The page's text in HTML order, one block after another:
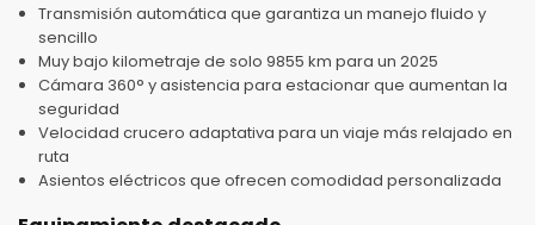
Transmisión automática que garantiza un manejo fluido y
sencillo
Muy bajo kilometraje de solo 9855 km para un 2025
Cámara 360° y asistencia para estacionar que aumentan la
seguridad
Velocidad crucero adaptativa para un viaje más relajado en
ruta
Asientos eléctricos que ofrecen comodidad personalizada